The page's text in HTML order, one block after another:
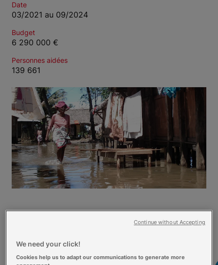
Date
03/2021 au 09/2024
Budget
6 290 000 €
Personnes aidées
139 661
We need your click!
Cookies help us to adapt our communications to generate more
Continue without Accepting